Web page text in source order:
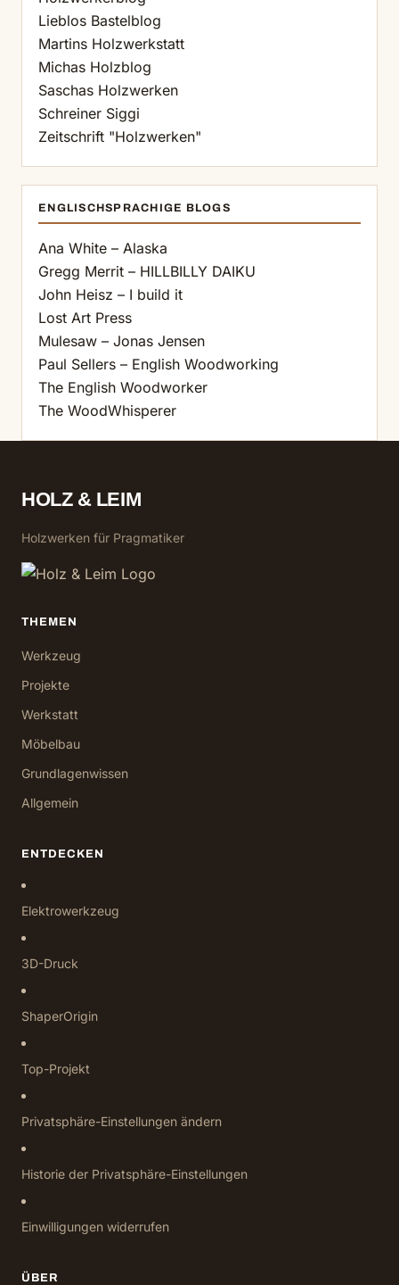
Lieblos Bastelblog
Martins Holzwerkstatt
Michas Holzblog
Saschas Holzwerken
Schreiner Siggi
Zeitschrift "Holzwerken"
ENGLISCHSPRACHIGE BLOGS
Ana White – Alaska
Gregg Merrit – HILLBILLY DAIKU
John Heisz – I build it
Lost Art Press
Mulesaw – Jonas Jensen
Paul Sellers – English Woodworking
The English Woodworker
The WoodWhisperer
HOLZ & LEIM
Holzwerken für Pragmatiker
THEMEN
Werkzeug
Projekte
Werkstatt
Möbelbau
Grundlagenwissen
Allgemein
ENTDECKEN
Elektrowerkzeug
3D-Druck
ShaperOrigin
Top-Projekt
Privatsphäre-Einstellungen ändern
Historie der Privatsphäre-Einstellungen
Einwilligungen widerrufen
ÜBER